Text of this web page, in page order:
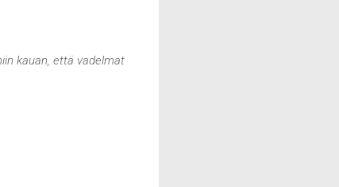
kauan, että vadelmat